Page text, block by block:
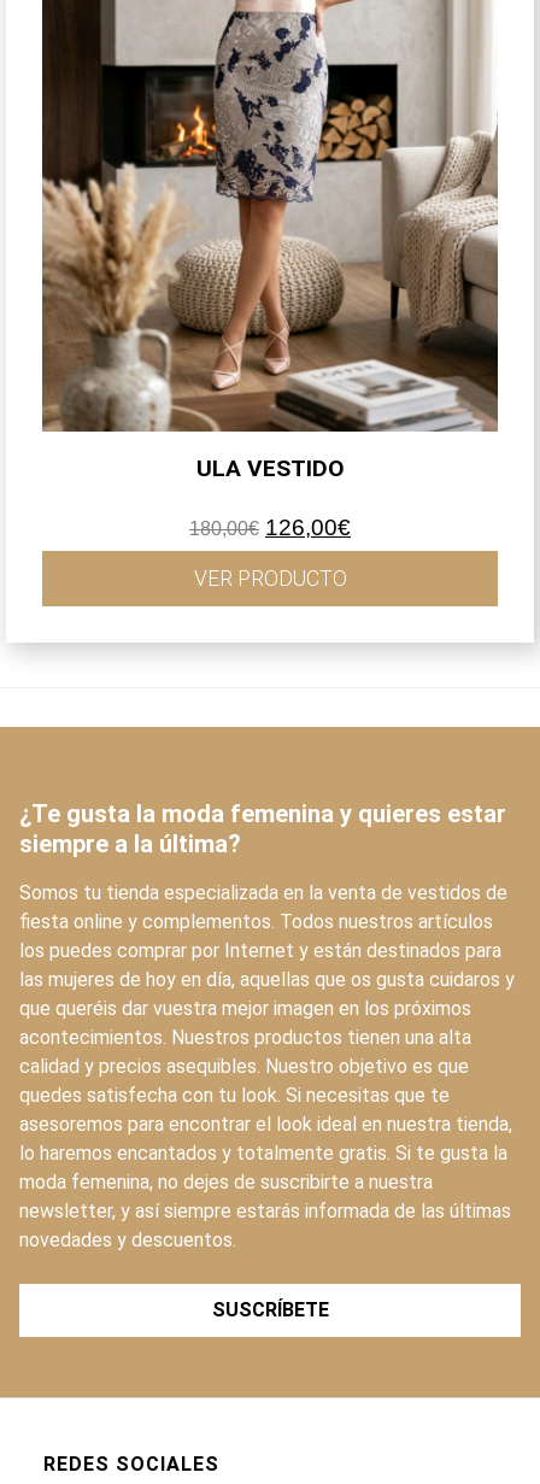
ULA VESTIDO
180,00€ El
precio
original
era:
126,00€El
precio
es:
VER PRODUCTO
¿Te gusta la moda femenina y quieres estar
siempre a la última?
Somos tu tienda especializada en la venta de vestidos de
fiesta online y complementos. Todos nuestros artículos
los puedes comprar por Internet y están destinados para
las mujeres de hoy en día, aquellas que os gusta cuidaros y
que queréis dar vuestra mejor imagen en los próximos
acontecimientos. Nuestros productos tienen una alta
calidad y precios asequibles. Nuestro objetivo es que
quedes satisfecha con tu look. Si necesitas que te
asesoremos para encontrar el look ideal en nuestra tienda,
lo haremos encantados y totalmente gratis. Si te gusta la
moda femenina, no dejes de suscribirte a nuestra
newsletter, y así siempre estarás informada de las últimas
novedades y descuentos.
SUSCRÍBETE
REDES SOCIALES